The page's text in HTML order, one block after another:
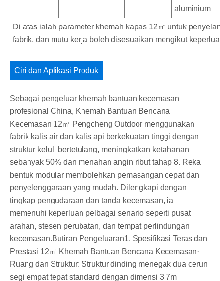
aluminium
Di atas ialah parameter khemah kapas 12㎡ untuk
fabrik, dan mutu kerja boleh disesuaikan mengikut
Ciri dan Aplikasi Produk
Sebagai pengeluar khemah bantuan kecemasan
profesional China, Khemah Bantuan Bencana
Kecemasan 12㎡ Pengcheng Outdoor menggunakan
fabrik kalis air dan kalis api berkekuatan tinggi dengan
struktur keluli bertetulang, meningkatkan ketahanan
sebanyak 50% dan menahan angin ribut tahap 8. Reka
bentuk modular membolehkan pemasangan cepat dan
penyelenggaraan yang mudah. Dilengkapi dengan
tingkap pengudaraan dan tanda kecemasan, ia
memenuhi keperluan pelbagai senario seperti pusat
arahan, stesen perubatan, dan tempat perlindungan
kecemasan.Butiran Pengeluaran1. Spesifikasi Teras dan
Prestasi 12㎡ Khemah Bantuan Bencana Kecemasan·
Ruang dan Struktur: Struktur dinding menegak dua cerun
segi empat tepat standard dengan dimensi 3.7m